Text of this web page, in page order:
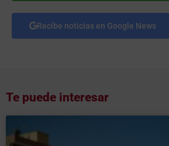
Recibe noticias en Google News
Te puede interesar